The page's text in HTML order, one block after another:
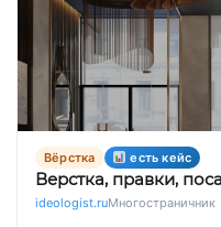
Вёрстка есть кейс
Верстка, правки,
ideologist.ruМногостраничник